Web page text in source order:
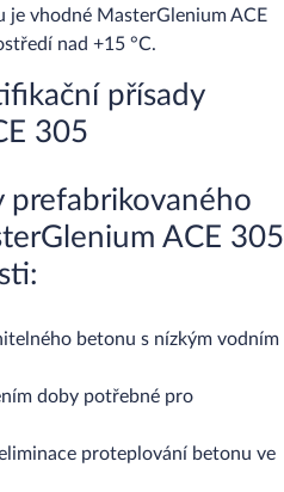
je vhodné MasterGlenium ACE
nad +15 °C.
přísady
305​
prefabrikovaného
ACE 305
betonu s nízkým vodním
doby potřebné pro
proteplování betonu ve